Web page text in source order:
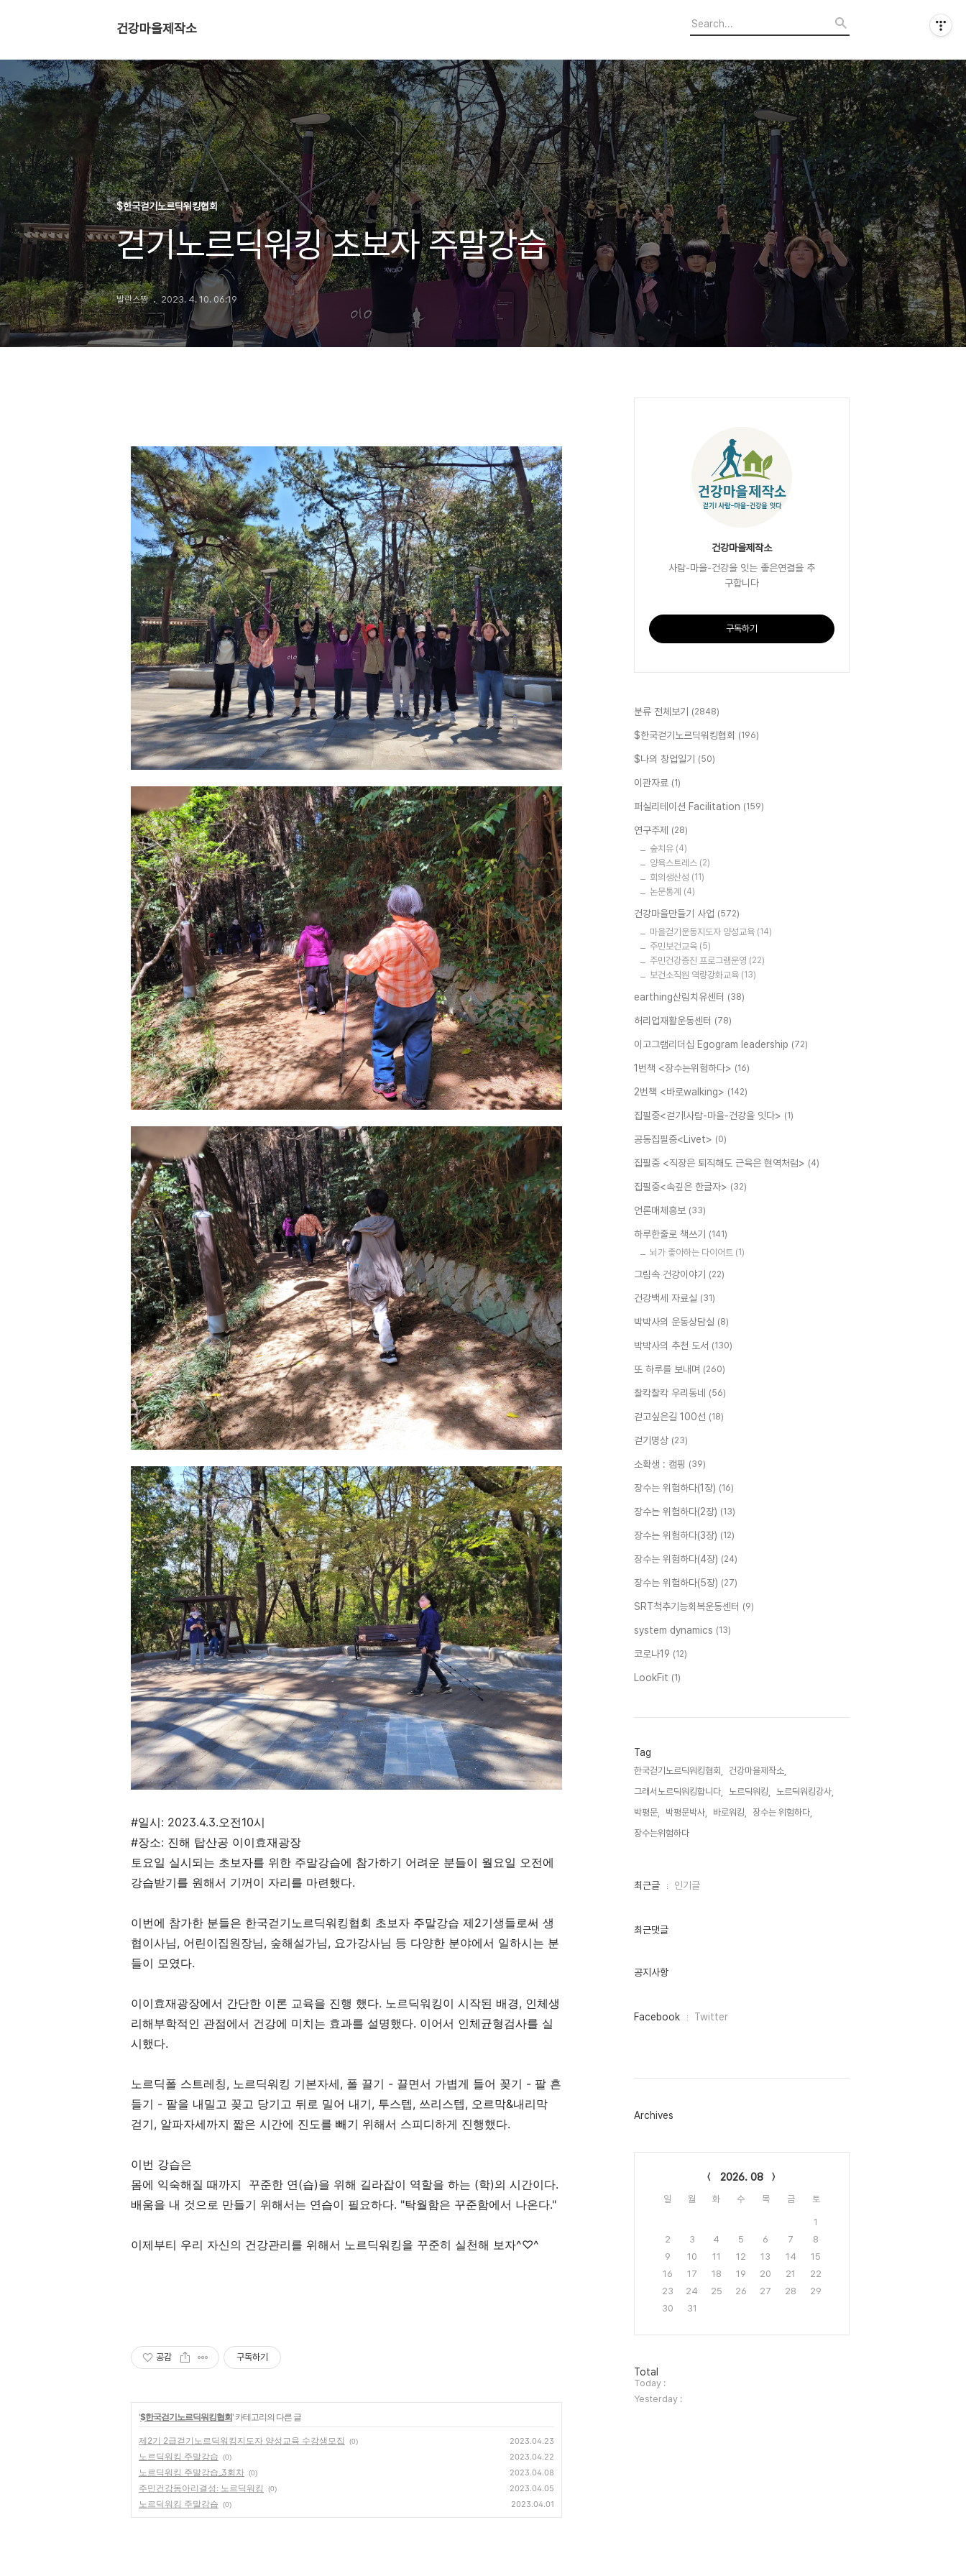
건강마을제작소
$한국걷기노르딕워킹협회
걷기노르딕워킹 초보자 주말강습
발란스짱 2023. 4. 10. 06:19
#일시: 2023.4.3.오전10시
#장소: 진해 탑산공 이이효재광장
토요일 실시되는 초보자를 위한 주말강습에 참가하기 어려운 분들이 월요일 오전에
강습받기를 원해서 기꺼이 자리를 마련했다.
이번에 참가한 분들은 한국걷기노르딕워킹협회 초보자 주말강습 제2기생들로써 생
협이사님, 어린이집원장님, 숲해설가님, 요가강사님 등 다양한 분야에서 일하시는 분
들이 모였다.
이이효재광장에서 간단한 이론 교육을 진행 했다. 노르딕워킹이 시작된 배경, 인체생
리해부학적인 관점에서 건강에 미치는 효과를 설명했다. 이어서 인체균형검사를 실
시했다.
노르딕폴 스트레칭, 노르딕워킹 기본자세, 폴 끌기 - 끌면서 가볍게 들어 꽂기 - 팔 흔
들기 - 팔을 내밀고 꽂고 당기고 뒤로 밀어 내기, 투스텝, 쓰리스텝, 오르막&내리막
걷기, 알파자세까지 짧은 시간에 진도를 빼기 위해서 스피디하게 진행했다.
이번 강습은
몸에 익숙해질 때까지 꾸준한 연(습)을 위해 길라잡이 역할을 하는 (학)의 시간이다.
배움을 내 것으로 만들기 위해서는 연습이 필요하다. "탁월함은 꾸준함에서 나온다."
이제부티 우리 자신의 건강관리를 위해서 노르딕워킹을 꾸준히 실천해 보자^♡^
공감 구독하기
'$한국걷기노르딕워킹협회' 카테고리의 다른 글
제2기 2급걷기노르딕워킹지도자 양성교육 수강생모집 (0) 2023.04.23
노르딕워킹 주말강습 (0) 2023.04.22
노르딕워킹 주말강습_3회차 (0) 2023.04.08
주민건강동아리결성: 노르딕워킹 (0) 2023.04.05
노르딕워킹 주말강습 (0) 2023.04.01
건강마을제작소
사람-마을-건강을 잇는 좋은연결을 추
구합니다
구독하기
분류 전체보기 (2848)
$한국걷기노르딕워킹협회 (196)
$나의 창업일기 (50)
이관자료 (1)
퍼실리테이션 Facilitation (159)
연구주제 (28)
숲치유 (4)
양육스트레스 (2)
회의생산성 (11)
논문통계 (4)
건강마을만들기 사업 (572)
마을걷기운동지도자 양성교육 (14)
주민보건교육 (5)
주민건강증진 프로그램운영 (22)
보건소직원 역량강화교육 (13)
earthing산림치유센터 (38)
허리업재활운동센터 (78)
이고그램리더십 Egogram leadership (72)
1번책 <장수는위험하다> (16)
2번책 <바로walking> (142)
집필중<걷기!사람-마을-건강을 잇다> (1)
공동집필중<Livet> (0)
집필중 <직장은 퇴직해도 근육은 현역처럼> (4)
집필중<속깊은 한글자> (32)
언론매체홍보 (33)
하루한줄로 책쓰기 (141)
뇌가 좋아하는 다이어트 (1)
그림속 건강이야기 (22)
건강백세 자료실 (31)
박박사의 운동상담실 (8)
박박사의 추천 도서 (130)
또 하루를 보내며 (260)
찰칵찰칵 우리동네 (56)
걷고싶은길 100선 (18)
걷기명상 (23)
소확생 : 캠핑 (39)
장수는 위험하다(1장) (16)
장수는 위험하다(2장) (13)
장수는 위험하다(3장) (12)
장수는 위험하다(4장) (24)
장수는 위험하다(5장) (27)
SRT척추기능회복운동센터 (9)
system dynamics (13)
코로나19 (12)
LookFit (1)
Tag
한국걷기노르딕워킹협회,
건강마을제작소,
그래서노르딕워킹합니다,
노르딕워킹,
노르딕워킹강사,
박평문,
박평문박사, 바로워킹,
장수는 위험하다,
장수는위험하다,
최
인
최근글 인기글
최근댓글
공지사항
페
그
Facebook Twitter
Archives
2026. 08
일 월 화 수 목 금 토
1
2
3 4 5 6 7
8
9
10 11 12 13 14
15
16
17 18 19 20 21
22
23
24 25 26 27 28
29
30
31
방
문
자
수
Total
Today :
Yesterday :